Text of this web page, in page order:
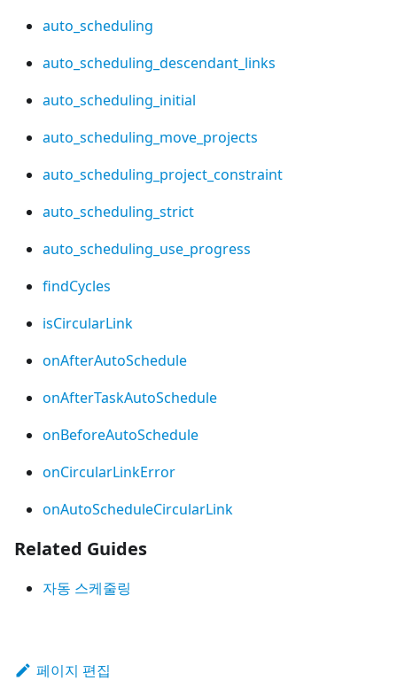
auto_scheduling
auto_scheduling_descendant_links
auto_scheduling_initial
auto_scheduling_move_projects
auto_scheduling_project_constraint
auto_scheduling_strict
auto_scheduling_use_progress
findCycles
isCircularLink
onAfterAutoSchedule
onAfterTaskAutoSchedule
onBeforeAutoSchedule
onCircularLinkError
onAutoScheduleCircularLink
Related Guides
자동 스케줄링
페이지 편집